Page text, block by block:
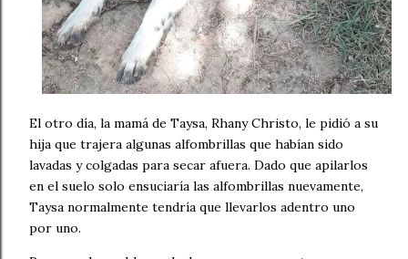
El otro día, la mamá de Taysa, Rhany Christo, le pidió a su
hija que trajera algunas alfombrillas que habían sido
lavadas y colgadas para secar afuera. Dado que apilarlos
en el suelo solo ensuciaría las alfombrillas nuevamente,
Taysa normalmente tendría que llevarlos adentro uno
por uno.